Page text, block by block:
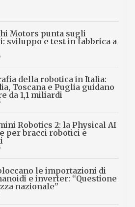
Motors punta sugli
sviluppo e test in fabbrica a
della robotica in Italia:
Toscana e Puglia guidano
da 1,1 miliardi
Robotics 2: la Physical AI
per bracci robotici e
le importazioni di
e inverter: “Questione
nazionale”